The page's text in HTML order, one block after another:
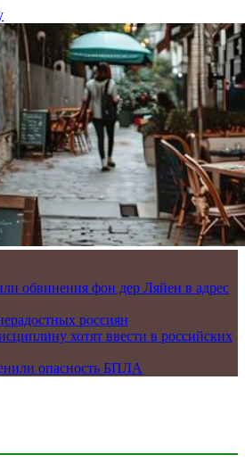
обвинения фон дер Ляйен в адрес
россиян
хотят ввести в российских
опасность БПЛА